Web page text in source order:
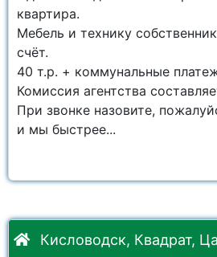
квартира.
Мебель и технику
счёт.
40 т.р. + коммунальные
Комиссия агентства
При звонке назовите,
и мы быстрее...
Кисловодск, Квадрат,